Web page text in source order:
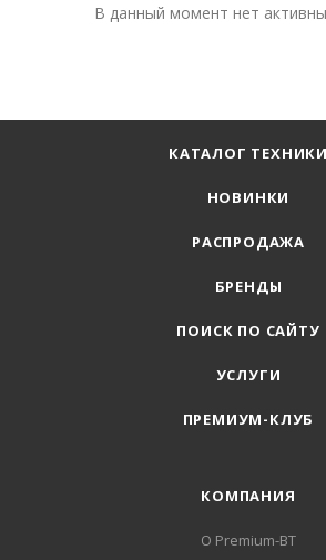
В данный момент нет
КАТАЛОГ ТЕХНИКИ
НОВИНКИ
РАСПРОДАЖА
БРЕНДЫ
ПОИСК ПО САЙТУ
УСЛУГИ
ПРЕМИУМ-КЛУБ
КОМПАНИЯ
О Premium-BT